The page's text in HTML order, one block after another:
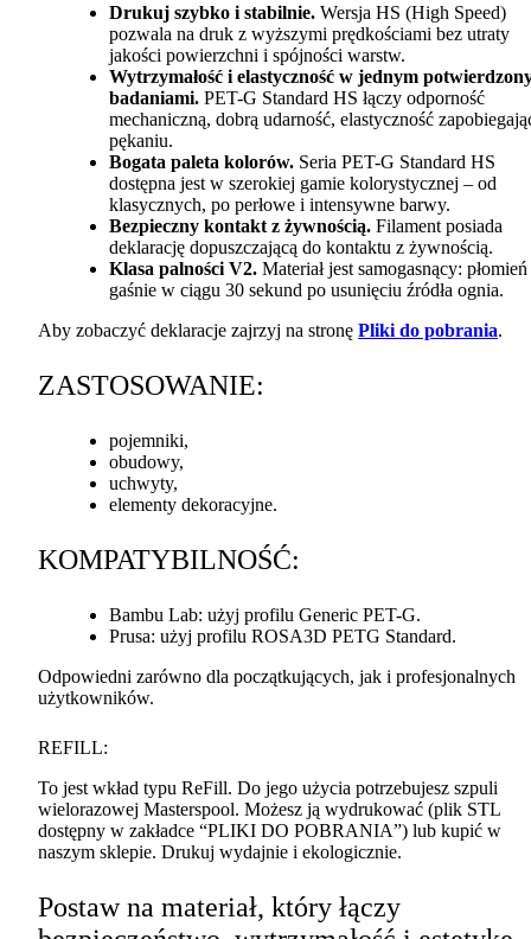
Drukuj szybko i stabilnie. Wersja HS (High Speed)
pozwala na druk z wyższymi prędkościami bez utraty
jakości powierzchni i spójności warstw.
Wytrzymałość i elastyczność w jednym
badaniami. PET-G Standard HS łączy odporność
mechaniczną, dobrą udarność, elastyczność
pękaniu.
Bogata paleta kolorów. Seria PET-G Standard HS
dostępna jest w szerokiej gamie kolorystycznej – od
klasycznych, po perłowe i intensywne barwy.
Bezpieczny kontakt z żywnością. Filament posiada
deklarację dopuszczającą do kontaktu z żywnością.
Klasa palności V2. Materiał jest samogasnący: płomień
gaśnie w ciągu 30 sekund po usunięciu źródła ognia.
Aby zobaczyć deklaracje zajrzyj na stronę Pliki do pobrania.
ZASTOSOWANIE:
pojemniki,
obudowy,
uchwyty,
elementy dekoracyjne.
KOMPATYBILNOŚĆ:
Bambu Lab: użyj profilu Generic PET-G.
Prusa: użyj profilu ROSA3D PETG Standard.
Odpowiedni zarówno dla początkujących, jak i profesjonalnych
użytkowników.
REFILL:
To jest wkład typu ReFill. Do jego użycia potrzebujesz szpuli
wielorazowej Masterspool. Możesz ją wydrukować (plik STL
dostępny w zakładce “PLIKI DO POBRANIA”) lub kupić w
naszym sklepie. Drukuj wydajnie i ekologicznie.
Postaw na materiał, który łączy